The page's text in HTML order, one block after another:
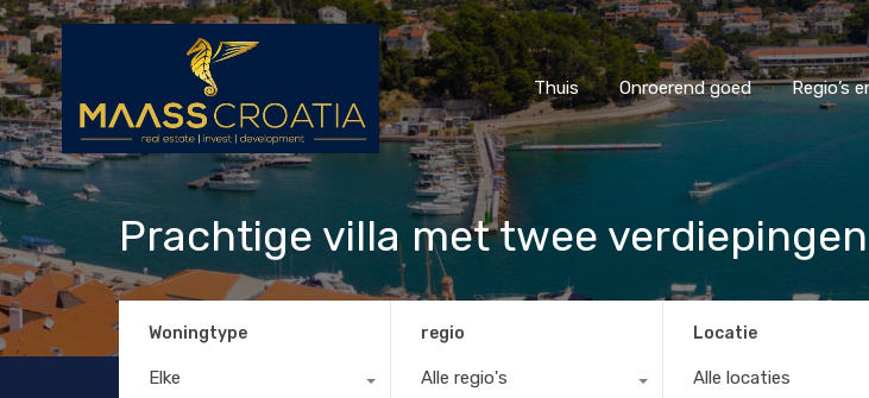
Thuis Onroerend goed
Thuis Onroerend goed Regio’s
Prachtige villa met twee
Woningtype
Elke
regio
Alle regio's
Locatie
Alle locaties